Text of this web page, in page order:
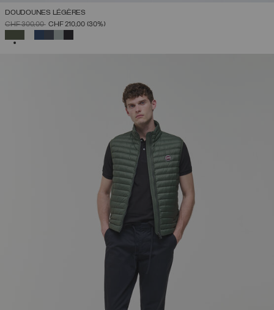
DOUDOUNES LÉGÈRES
PRIX RÉDUIT DE
CHF 300,00ÀCHF 210,00 (30%)